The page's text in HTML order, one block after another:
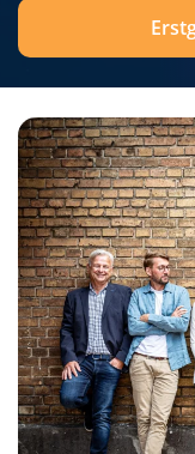
und
sind mit den
können Sun